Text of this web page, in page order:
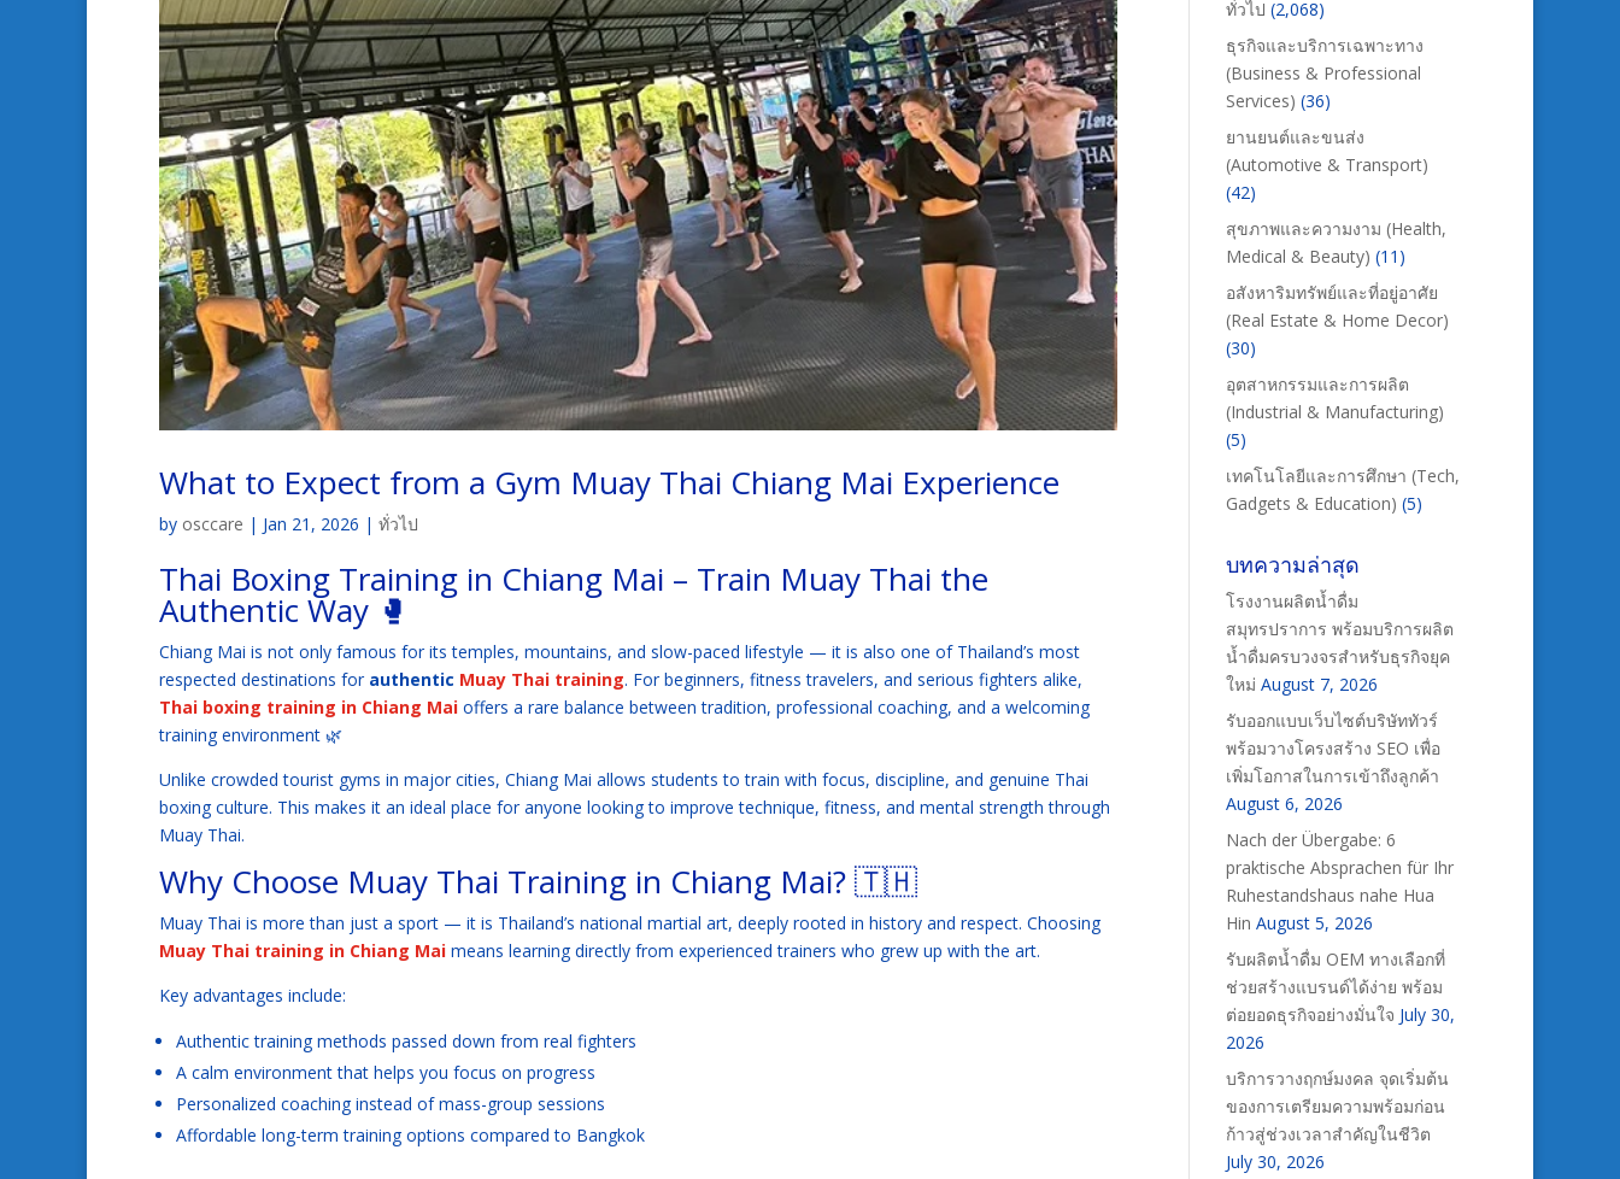
What to Expect from a Gym Muay Thai Chiang Mai Experience
by osccare | Jan 21, 2026 | ทั่วไป
Thai Boxing Training in Chiang Mai – Train Muay Thai the
Authentic Way 🥊
Chiang Mai is not only famous for its temples, mountains, and slow-paced lifestyle — it is also one of Thailand’s most
respected destinations for authentic Muay Thai training. For beginners, fitness travelers, and serious fighters alike,
Thai boxing training in Chiang Mai offers a rare balance between tradition, professional coaching, and a welcoming
training environment 🌿
Unlike crowded tourist gyms in major cities, Chiang Mai allows students to train with focus, discipline, and genuine Thai
boxing culture. This makes it an ideal place for anyone looking to improve technique, fitness, and mental strength through
Muay Thai.
Why Choose Muay Thai Training in Chiang Mai? 🇹🇭
Muay Thai is more than just a sport — it is Thailand’s national martial art, deeply rooted in history and respect. Choosing
Muay Thai training in Chiang Mai means learning directly from experienced trainers who grew up with the art.
Key advantages include:
Authentic training methods passed down from real fighters
A calm environment that helps you focus on progress
Personalized coaching instead of mass-group sessions
Affordable long-term training options compared to Bangkok
ทั่วไป (2,068)
ธุรกิจและบริการเฉพาะทาง
(Business & Professional
Services) (36)
ยานยนต์และขนส่ง
(Automotive & Transport)
(42)
สุขภาพและความงาม (Health,
Medical & Beauty) (11)
อสังหาริมทรัพย์และที่อยู่อาศัย
(Real Estate & Home Decor)
(30)
อุตสาหกรรมและการผลิต
(Industrial & Manufacturing)
(5)
เทคโนโลยีและการศึกษา (Tech,
Gadgets & Education) (5)
บทความล่าสุด
โรงงานผลิตน้ำดื่ม
สมุทรปราการ พร้อมบริการผลิต
น้ำดื่มครบวงจรสำหรับธุรกิจยุค
ใหม่ August 7, 2026
รับออกแบบเว็บไซต์บริษัททัวร์
พร้อมวางโครงสร้าง SEO เพื่อ
เพิ่มโอกาสในการเข้าถึงลูกค้า
August 6, 2026
Nach der Übergabe: 6
praktische Absprachen für Ihr
Ruhestandshaus nahe Hua
Hin August 5, 2026
รับผลิตน้ำดื่ม OEM ทางเลือกที่
ช่วยสร้างแบรนด์ได้ง่าย พร้อม
ต่อยอดธุรกิจอย่างมั่นใจ July 30,
2026
บริการวางฤกษ์มงคล จุดเริ่มต้น
ของการเตรียมความพร้อมก่อน
ก้าวสู่ช่วงเวลาสำคัญในชีวิต
July 30, 2026